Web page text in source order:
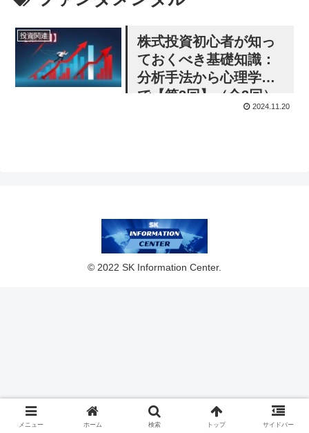
投資関連
株式投資初心者が知っ
ておくべき基礎知識：
分析手法から心理学ま
で【第2回】（全3回）
2024.11.20
© 2022 SK Information Center.
メニュー ホーム 検索 トップ サイドバー